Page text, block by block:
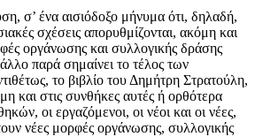
σ’ ένα αισιόδοξο μήνυμα ότι, δηλαδή,
σχέσεις απορυθμίζονται, ακόμη και
οργάνωσης και συλλογικής δράσης
παρά σημαίνει το τέλος των
το βιβλίο του Δημήτρη Στρατούλη,
και στις συνθήκες αυτές ή ορθότερα
οι εργαζόμενοι, οι νέοι και οι νέες,
νέες μορφές οργάνωσης, συλλογικής